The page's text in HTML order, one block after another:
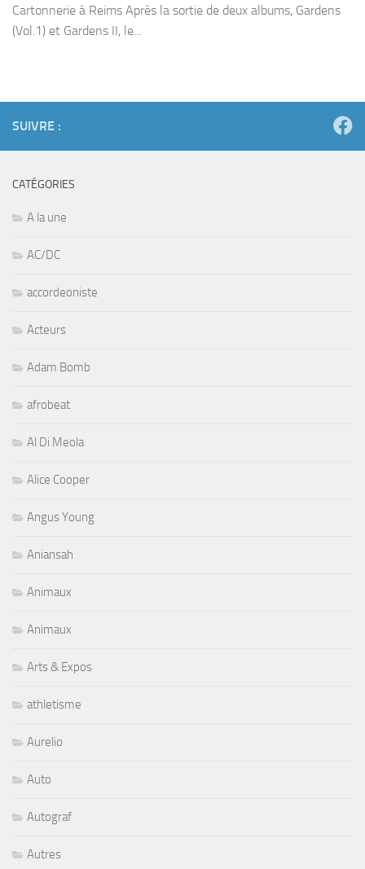
Cartonnerie à Reims Après la sortie de deux albums, Gardens
(Vol.1) et Gardens II, le...
SUIVRE :
CATÉGORIES
A la une
AC/DC
accordeoniste
Acteurs
Adam Bomb
afrobeat
Al Di Meola
Alice Cooper
Angus Young
Aniansah
Animaux
Animaux
Arts & Expos
athletisme
Aurelio
Auto
Autograf
Autres